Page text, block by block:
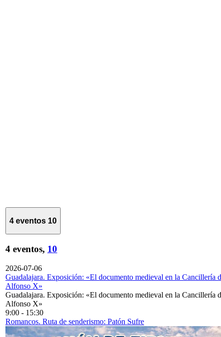
4 eventos 10
4 eventos, 10
2026-07-06
Guadalajara. Exposición: «El documento medieval en la Cancillería
Alfonso X»
Guadalajara. Exposición: «El documento medieval en la Cancillería
Alfonso X»
9:00 - 15:30
Romancos. Ruta de senderismo: Patón Sufre